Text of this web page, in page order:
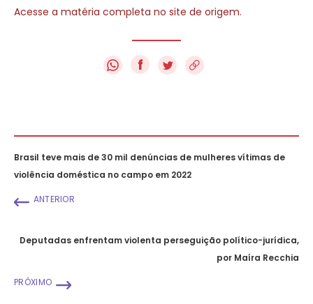
Acesse a matéria completa no site de origem.
f
Brasil teve mais de 30 mil denúncias de mulheres vítimas de
violência doméstica no campo em 2022
ANTERIOR
Deputadas enfrentam violenta perseguição político-jurídica,
por Maíra Recchia
PRÓXIMO